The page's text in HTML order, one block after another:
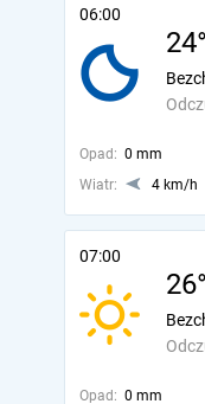
06:00
Opad: 0 mm
Wiatr:
4 km/h
07:00
Opad: 0 mm